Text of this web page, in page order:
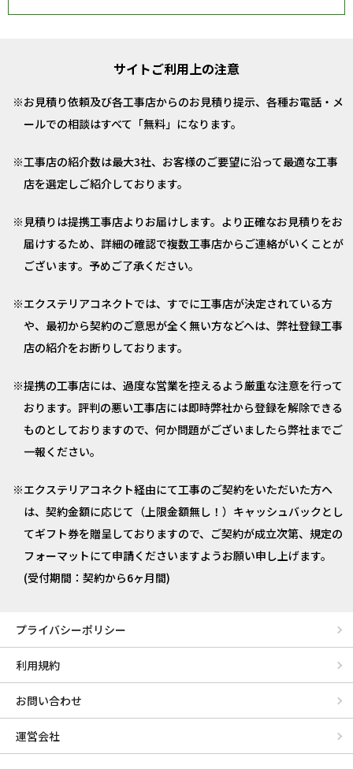
サイトご利用上の注意
お見積り依頼及び各工事店からのお見積り提示、各種お電話・メ
ールでの相談はすべて「無料」になります。
工事店の紹介数は最大3社、お客様のご要望に沿って最適な工事
店を選定しご紹介しております。
見積りは提携工事店よりお届けします。より正確なお見積りをお
届けするため、詳細の確認で複数工事店からご連絡がいくことが
ございます。予めご了承ください。
エクステリアコネクトでは、すでに工事店が決定されている方
や、最初から契約のご意思が全く無い方などへは、弊社登録工事
店の紹介をお断りしております。
提携の工事店には、過度な営業を控えるよう厳重な注意を行って
おります。評判の悪い工事店には即時弊社から登録を解除できる
ものとしておりますので、何か問題がございましたら弊社までご
一報ください。
エクステリアコネクト経由にて工事のご契約をいただいた方へ
は、契約金額に応じて（上限金額無し！）キャッシュバックとし
てギフト券を贈呈しておりますので、ご契約が成立次第、規定の
フォーマットにて申請くださいますようお願い申し上げます。
(受付期間：契約から6ヶ月間)
プライバシーポリシー
利用規約
お問い合わせ
運営会社